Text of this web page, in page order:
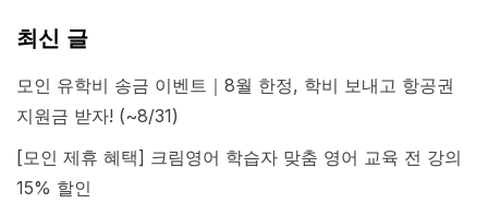
최신 글
모인 유학비 송금 이벤트｜8월 한정, 학비 보내고 항공권
지원금 받자! (~8/31)
[모인 제휴 혜택] 크림영어 학습자 맞춤 영어 교육 전 강의
15% 할인